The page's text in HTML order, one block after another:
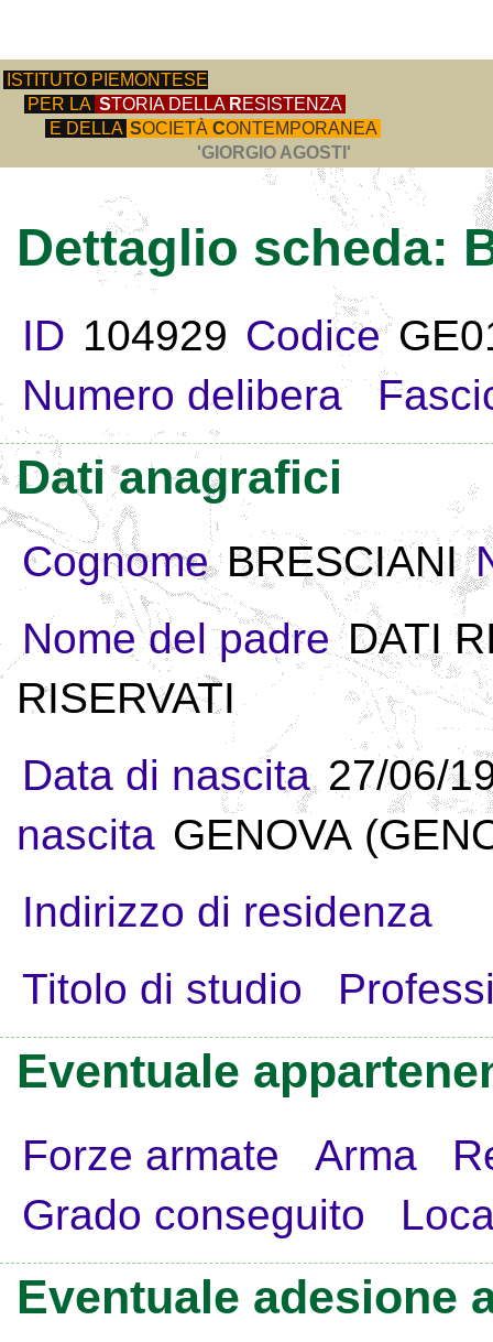
ISTITUTO PIEMONTESE
PER LA STORIA DELLA RESISTENZA
E DELLA SOCIETÀ CONTEMPORANEA
'GIORGIO AGOSTI'
Dettaglio scheda:
ID 104929 Codice
Numero delibera
Dati anagrafici
Cognome BRESCIANI
Nome del padre DATI
RISERVATI
Data di nascita 27/06/
nascita GENOVA
Indirizzo di residenza
Titolo di studio
Eventuale
Forze armate Arma
Grado conseguito
Eventuale adesione